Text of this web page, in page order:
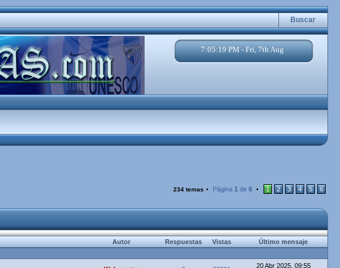
Buscar
7:05:20 PM - Fri, 7th Aug
234 temas • Página 1 de 6 • 1 2 3 4 5 6
Autor Respuestas Vistas Último mensaje
20 Abr 2025, 09:55